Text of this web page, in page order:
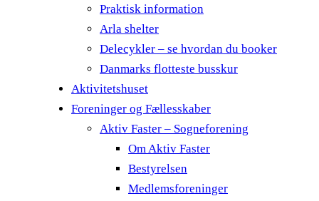
Praktisk information
Arla shelter
Delecykler – se hvordan du booker
Danmarks flotteste busskur
Aktivitetshuset
Foreninger og Fællesskaber
Aktiv Faster – Sogneforening
Om Aktiv Faster
Bestyrelsen
Medlemsforeninger